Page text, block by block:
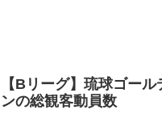
【Bリーグ】琉球ゴー
ンの総観客動員数